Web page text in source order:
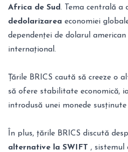
Africa de Sud. Tema centrală a
dedolarizarea economiei
dependenței de dolarul american
internațional.
Țările BRICS caută să creeze o
să ofere stabilitate economică,
introdusă unei monede susținute
În plus, țările BRICS discută
alternative la SWIFT ,